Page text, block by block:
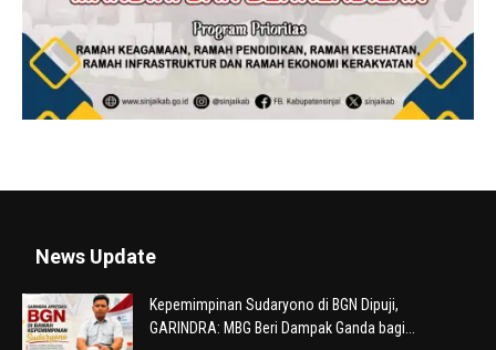
News Update
Kepemimpinan Sudaryono di BGN Dipuji,
GARINDRA: MBG Beri Dampak Ganda bagi...